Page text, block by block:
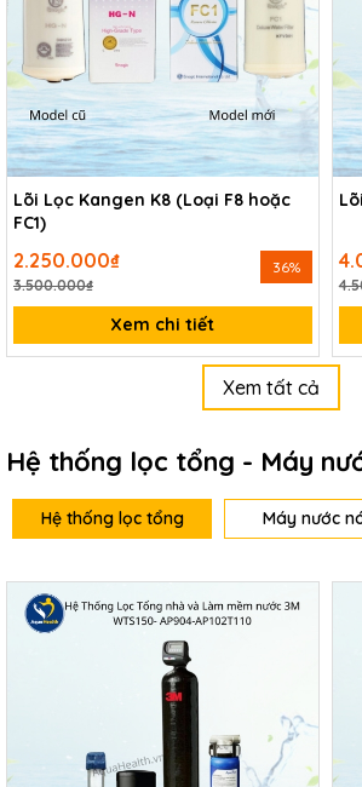
Lõi Lọc Kangen K8 (Loại F8 hoặc
FC1)
2.250.000₫
3.500.000₫
36%
Xem chi tiết
Xem tất cả
Hệ thống lọc tổng - Máy
Hệ thống lọc tổng Máy nước